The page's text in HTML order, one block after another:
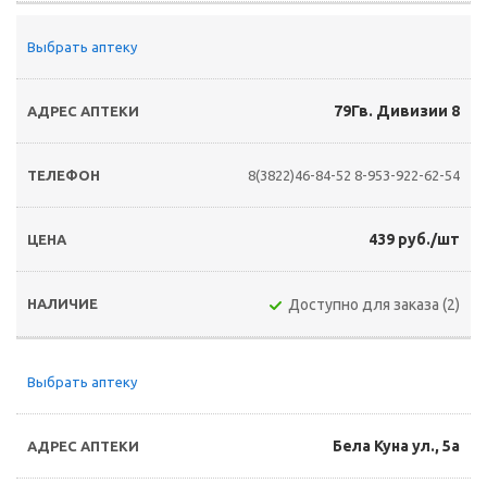
Выбрать аптеку
79Гв. Дивизии 8
8(3822)46-84-52 8-953-922-62-54
439 руб./шт
Доступно для заказа (2)
Выбрать аптеку
Бела Куна ул., 5а